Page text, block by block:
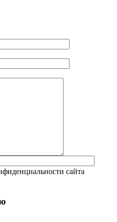
сайта